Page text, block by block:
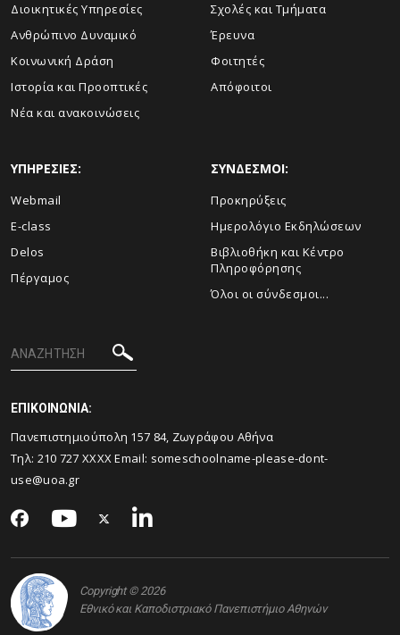
Διοικητικές Υπηρεσίες
Ανθρώπινο Δυναμικό
Κοινωνική Δράση
Ιστορία και Προοπτικές
Νέα και ανακοινώσεις
Σχολές και Τμήματα
Έρευνα
Φοιτητές
Απόφοιτοι
ΥΠΗΡΕΣΙΕΣ:
Webmail
E-class
Delos
Πέργαμος
ΣΥΝΔΕΣΜΟΙ:
Προκηρύξεις
Ημερολόγιο Εκδηλώσεων
Βιβλιοθήκη και Κέντρο
Πληροφόρησης
Όλοι οι σύνδεσμοι...
ΕΠΙΚΟΙΝΩΝΙΑ:
Πανεπιστημιούπολη 157 84, Ζωγράφου Αθήνα
Τηλ: 210 727 XXXX Email: someschoolname-please-dont-
use@uoa.gr
Copyright © 2026
Εθνικό και Καποδιστριακό Πανεπιστήμιο Αθηνών